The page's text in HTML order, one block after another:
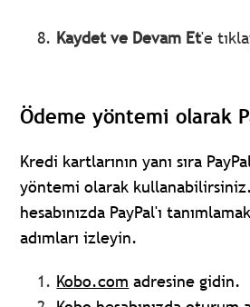
Kaydet ve Devam Et'e
Ödeme yöntemi olarak
Kredi kartlarının yanı sıra
yöntemi olarak
hesabınızda PayPal'ı
adımları izleyin.
Kobo.com adresine gidin.